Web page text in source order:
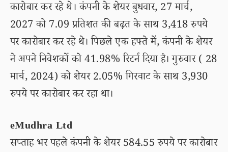
कारोबार कर रहे थे। कंपनी के शेयर बुधवार, 27 मार्च,
2027 को 7.09 प्रतिशत की बढ़त के साथ 3,418 रुपये
पर कारोबार कर रहे थे। पिछले एक हफ्ते में, कंपनी के शेयर
ने अपने निवेशकों को 41.98% रिटर्न दिया है। गुरुवार ( 28
मार्च, 2024) को शेयर 2.05% गिरवाट के साथ 3,930
रुपये पर कारोबार कर रहा था।
eMudhra Ltd
सप्ताह भर पहले कंपनी के शेयर 584.55 रुपये पर कारोबार